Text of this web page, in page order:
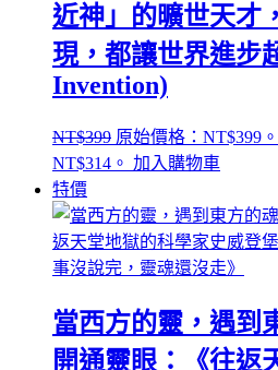
近神」的曠世天才
現，都讓世界進步
Invention)
NT$399 原始價格：NT$399。
NT$314。 加入購物車
特價
當西方的靈，遇到
開通靈眼：《往返